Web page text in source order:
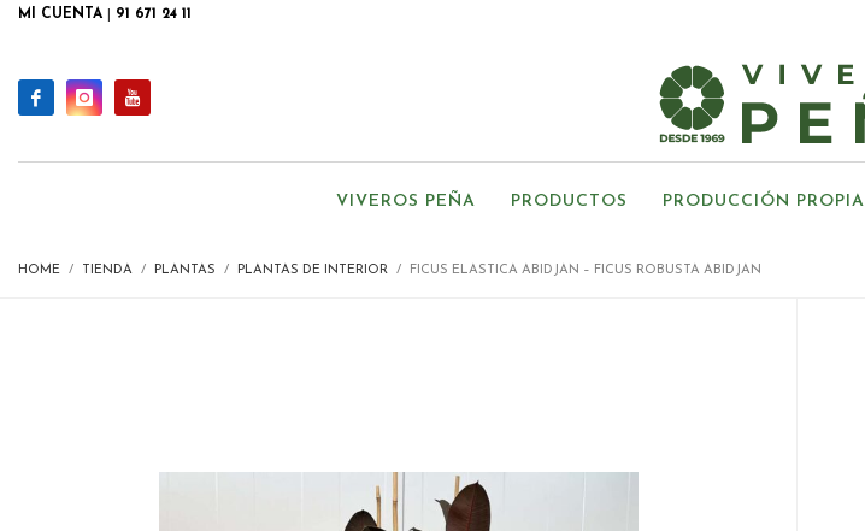
MI CUENTA 91 671 24 11
VIVEROS PEÑA PRODUCTOS PRODUCCIÓN PROPIA
HOME TIENDA PLANTAS PLANTAS DE INTERIOR FICUS ELASTICA ABIDJAN – FICUS ROBUSTA ABIDJAN